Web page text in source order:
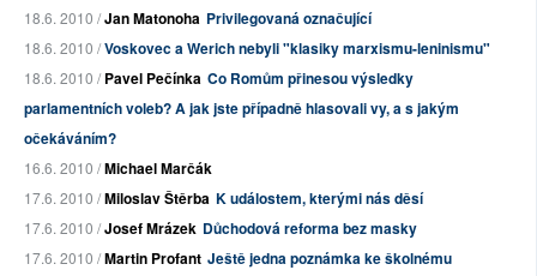
18.6. 2010 /Jan Matonoha Privilegovaná označující
18.6. 2010 /Voskovec a Werich nebyli "klasiky marxismu-leninismu"
18.6. 2010 /Pavel Pečínka Co Romům přinesou výsledky
parlamentních voleb? A jak jste případně hlasovali vy, a s jakým
očekáváním?
16.6. 2010 /Michael Marčák
17.6. 2010 /Miloslav Štěrba K událostem, kterými nás děsí
17.6. 2010 /Josef Mrázek Důchodová reforma bez masky
17.6. 2010 /Martin Profant Ještě jedna poznámka ke školnému